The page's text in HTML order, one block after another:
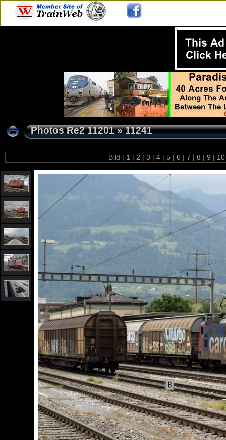
Photos Re2 11201»11241
Bild | 1 | 2 | 3 | 4 | 5 | 6 | 7 | 8 | 9 |